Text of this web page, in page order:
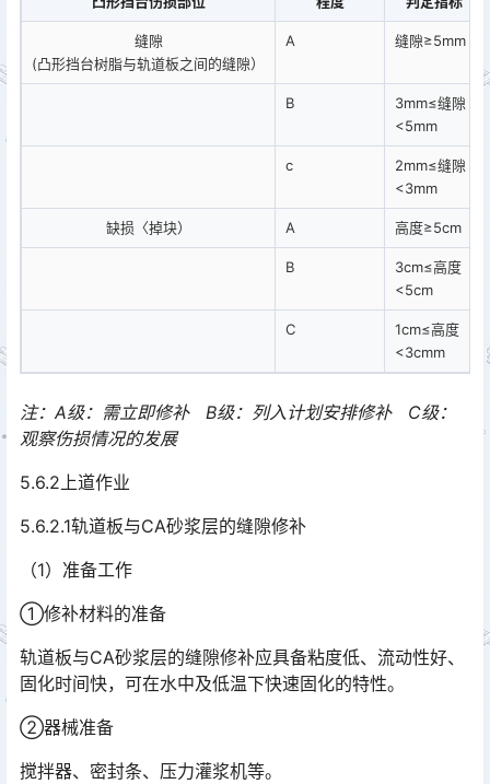
缝隙
(凸形挡台树脂与轨道板之间的缝隙）
A 缝隙≥5mm
B
3mm≤缝隙
<5mm
c
2mm≤缝隙
<3mm
缺损〈掉块） A 高度≥5cm
B
3cm≤高度
<5cm
C
1cm≤高度
<3cmm
注：A级：需立即修补 B级：列入计划安排修补 C级：
观察伤损情况的发展
5.6.2上道作业
5.6.2.1轨道板与CA砂浆层的缝隙修补
（1）准备工作
①修补材料的准备
轨道板与CA砂浆层的缝隙修补应具备粘度低、流动性好、
固化时间快，可在水中及低温下快速固化的特性。
②器械准备
搅拌器、密封条、压力灌浆机等。